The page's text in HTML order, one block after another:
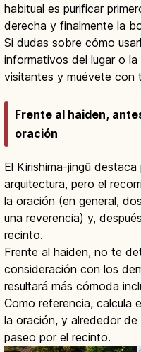
habitual es purificar
derecha y finalmente la
Si dudas sobre cómo
informativos del lugar o
visitantes y muévete con
Frente al haiden,
oración
El Kirishima-jingū
arquitectura, pero el
la oración (en general,
una reverencia) y,
recinto.
Frente al haiden, no te
consideración con los
resultará más cómoda
Como referencia, calcula
la oración, y alrededor de
paseo por el recinto.